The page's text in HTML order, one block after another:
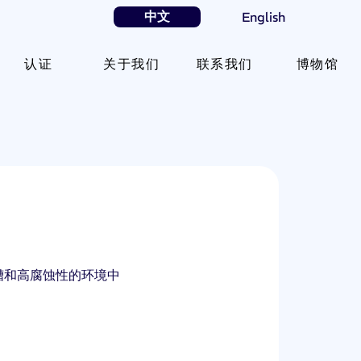
中文 English
认证 关于我们 联系我们 博物馆
高腐蚀性的环境中